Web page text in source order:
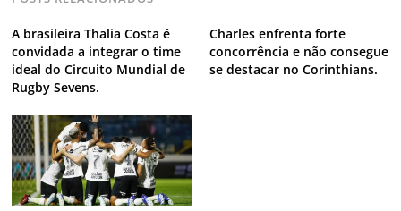
A brasileira Thalia Costa é
convidada a integrar o time
ideal do Circuito Mundial de
Rugby Sevens.
Charles enfrenta forte
concorrência e não consegue
se destacar no Corinthians.